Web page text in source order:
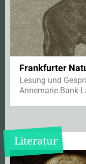
Frankfurter
Lesung und
Annemarie Bank-
Literatur